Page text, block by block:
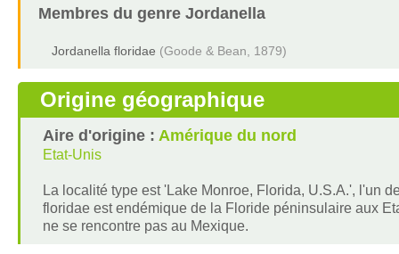
Membres du genre Jordanella
Jordanella floridae (Goode & Bean, 1879)
Origine géographique
Aire d'origine : Amérique du nord
Etat-Unis
La localité type est 'Lake Monroe, Florida, U.S.A.', l'un
floridae est endémique de la Floride péninsulaire aux
ne se rencontre pas au Mexique.